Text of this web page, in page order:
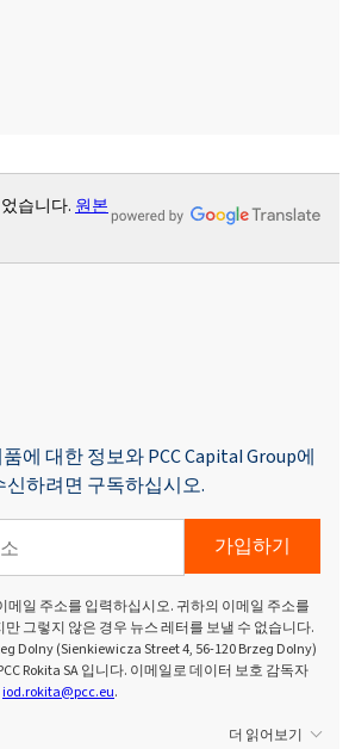
습니다. 원본
에 대한 정보와 PCC Capital Group에
하려면 구독하십시오.
가입하기
메일 주소를 입력하십시오. 귀하의 이메일 주소를
그렇지 않은 경우 뉴스 레터를 보낼 수 없습니다.
Dolny (Sienkiewicza Street 4, 56-120 Brzeg Dolny)
Rokita SA 입니다. 이메일로 데이터 보호 감독자
iod.rokita@pcc.eu.
더 읽어보기